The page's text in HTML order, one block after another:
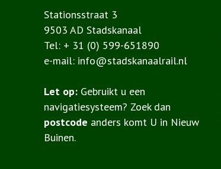
Stationsstraat 3
9503 AD Stadskanaal
Tel: + 31 (0) 599-651890
e-mail: info@stadskanaalrail.nl
Let op: Gebruikt u een
navigatiesysteem? Zoek dan
postcode anders komt U in Nieuw
Buinen.